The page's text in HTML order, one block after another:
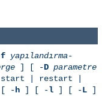
f yapılandırma-
] [ -D parametre
start | restart |
[ -h ] [ -l ] [ -L ]